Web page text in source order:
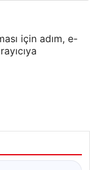
için adım, e-